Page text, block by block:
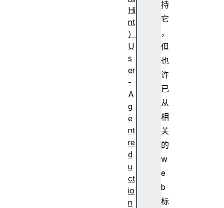
持
它
，
但
也
许
已
从
相
关
的
w
e
b
标
Hi
nt
）
U
s
er
-
A
g
e
nt
re
d
u
ct
io
n